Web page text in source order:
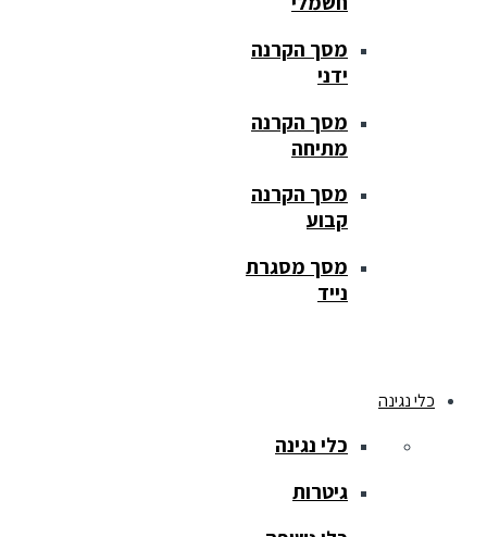
מסך הקרנה
ידני
מסך הקרנה
מתיחה
מסך הקרנה
קבוע
מסך מסגרת
נייד
כלי נגינה
כלי נגינה
גיטרות